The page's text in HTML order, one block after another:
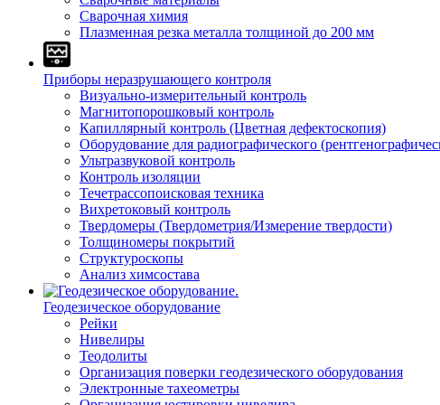
Сварочная химия
Плазменная резка металла толщиной до 200 мм
Приборы неразрушающего контроля
Визуально-измерительный контроль
Магнитопорошковый контроль
Капиллярный контроль (Цветная дефектоскопия)
Оборудование для радиографического
Ультразвуковой контроль
Контроль изоляции
Течетрассопоисковая техника
Вихретоковый контроль
Твердомеры (Твердометрия/Измерение твердости)
Толщиномеры покрытий
Структуроскопы
Анализ химсостава
Геодезическое оборудование
Рейки
Нивелиры
Теодолиты
Организация поверки геодезического оборудования
Электронные тахеометры